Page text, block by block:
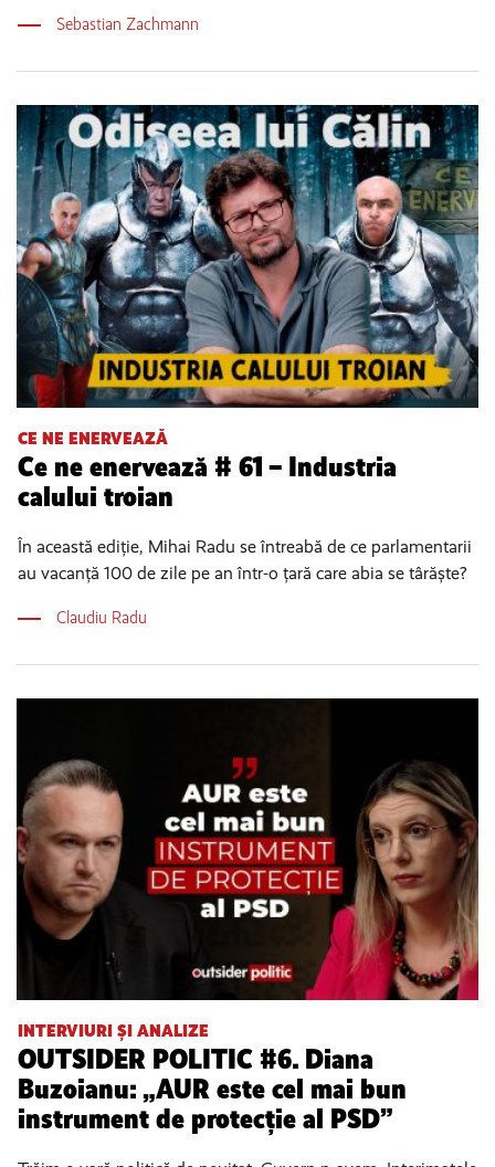
Sebastian Zachmann
CE NE ENERVEAZĂ
Ce ne enervează # 61 – Industria
calului troian
În această ediție, Mihai Radu se întreabă de ce parlamentarii
au vacanță 100 de zile pe an într-o țară care abia se târăște?
Claudiu Radu
INTERVIURI ȘI ANALIZE
OUTSIDER POLITIC #6. Diana
Buzoianu: „AUR este cel mai bun
instrument de protecție al PSD”